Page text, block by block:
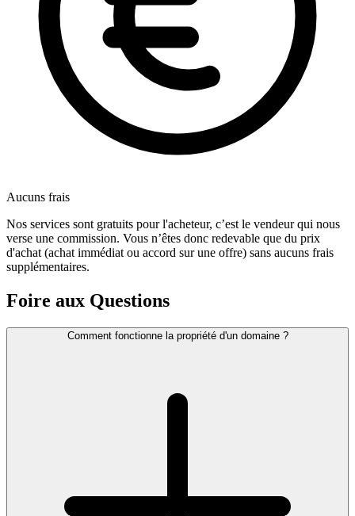
Aucuns frais
Nos services sont gratuits pour l'acheteur, c’est le vendeur qui nous
verse une commission. Vous n’êtes donc redevable que du prix
d'achat (achat immédiat ou accord sur une offre) sans aucuns frais
supplémentaires.
Foire aux Questions
Comment fonctionne la propriété d'un domaine ?